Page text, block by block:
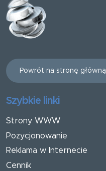
Powrót na stronę główną
Szybkie linki
Strony WWW
Pozycjonowanie
Reklama w Internecie
Cennik